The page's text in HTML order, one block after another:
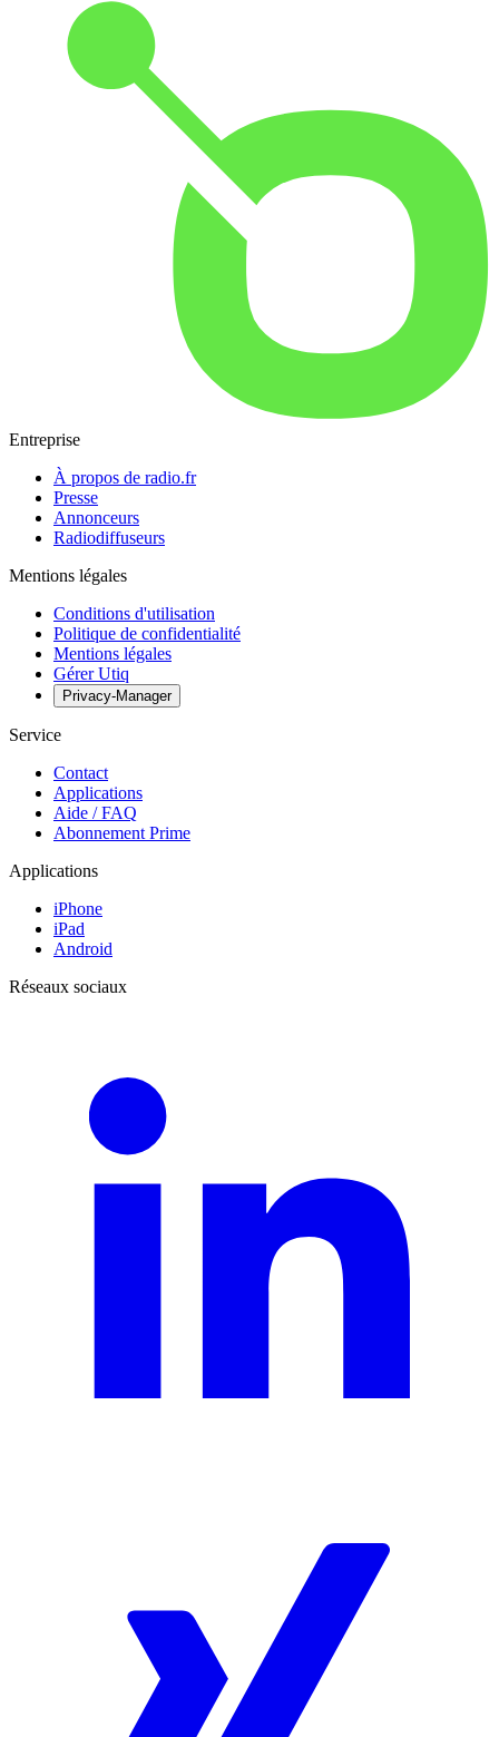
Entreprise
À propos de radio.fr
Presse
Annonceurs
Radiodiffuseurs
Mentions légales
Conditions d'utilisation
Politique de confidentialité
Mentions légales
Gérer Utiq
Privacy-Manager
Service
Contact
Applications
Aide / FAQ
Abonnement Prime
Applications
iPhone
iPad
Android
Réseaux sociaux